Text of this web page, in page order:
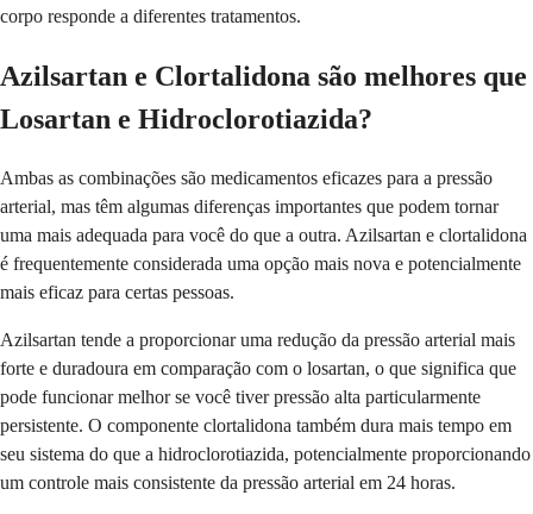
corpo responde a diferentes tratamentos.
Azilsartan e Clortalidona são melhores que
Losartan e Hidroclorotiazida?
Ambas as combinações são medicamentos eficazes para a pressão
arterial, mas têm algumas diferenças importantes que podem tornar
uma mais adequada para você do que a outra. Azilsartan e clortalidona
é frequentemente considerada uma opção mais nova e potencialmente
mais eficaz para certas pessoas.
Azilsartan tende a proporcionar uma redução da pressão arterial mais
forte e duradoura em comparação com o losartan, o que significa que
pode funcionar melhor se você tiver pressão alta particularmente
persistente. O componente clortalidona também dura mais tempo em
seu sistema do que a hidroclorotiazida, potencialmente proporcionando
um controle mais consistente da pressão arterial em 24 horas.